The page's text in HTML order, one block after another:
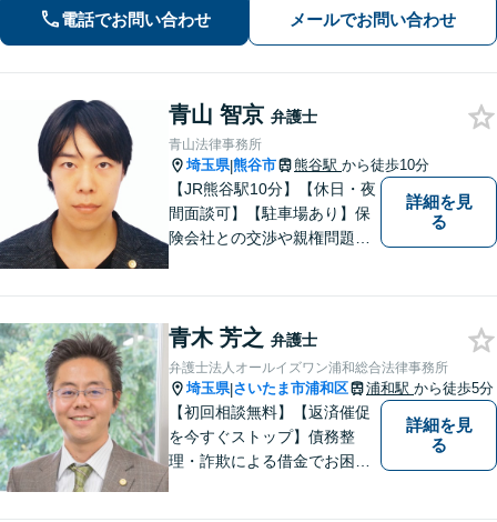
電話でお問い合わせ メールでお問い合わせ
青山 智京 弁護士
青山法律事務所
埼玉県|熊谷市 熊谷駅 から徒歩10分
【JR熊谷駅10分】【休日・夜
間面談可】【駐車場あり】保
険会社との交渉や親権問題、
が高い」と感じる方も、まず
はお気持ちをお聞かせくださ
い。
詳細を見
る
青木 芳之 弁護士
弁護士法人オールイズワン浦和総合法律事務所
埼玉県|さいたま市浦和区 浦和駅 から徒歩5分
【初回相談無料】【返済催促
を今すぐストップ】債務整
理・詐欺による借金でお困り
詳細を見
る